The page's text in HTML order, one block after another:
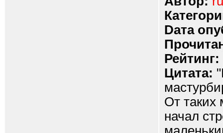
Dата
Рейтинг:
Цитата:
От таких
начал